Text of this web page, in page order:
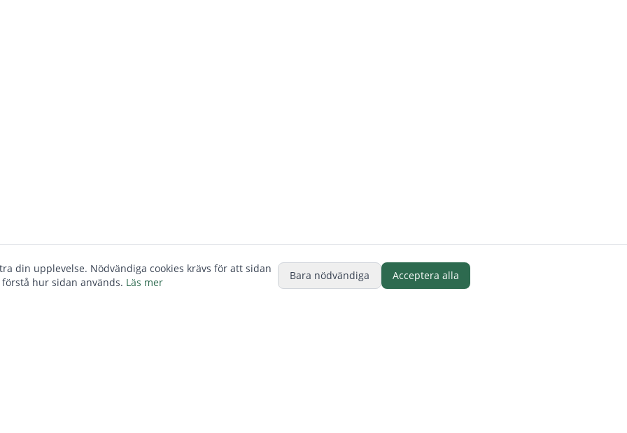
din upplevelse. Nödvändiga cookies krävs för att sidan
hur sidan används. Läs mer
Bara nödvändiga Acceptera alla